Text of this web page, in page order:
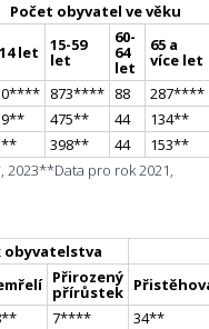
Počet obyvatel ve věku
let 15-59
let
60-
64
let
65 a
více let
**** 873**** 88 287****
** 475** 44 134**
** 398** 44 153**
2023**Data pro rok 2021,
obyvatelstva
Přirozený
přírůstek
** 7**** 34**